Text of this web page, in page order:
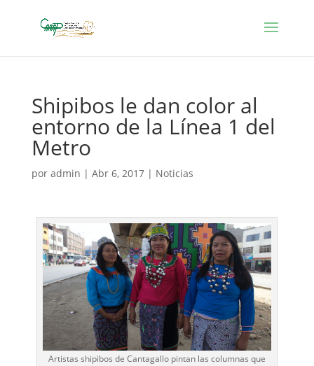
Shipibos le dan color al
entorno de la Línea 1 del
Metro
por admin | Abr 6, 2017| Noticias
Artistas shipibos de Cantagallo pintan las columnas que